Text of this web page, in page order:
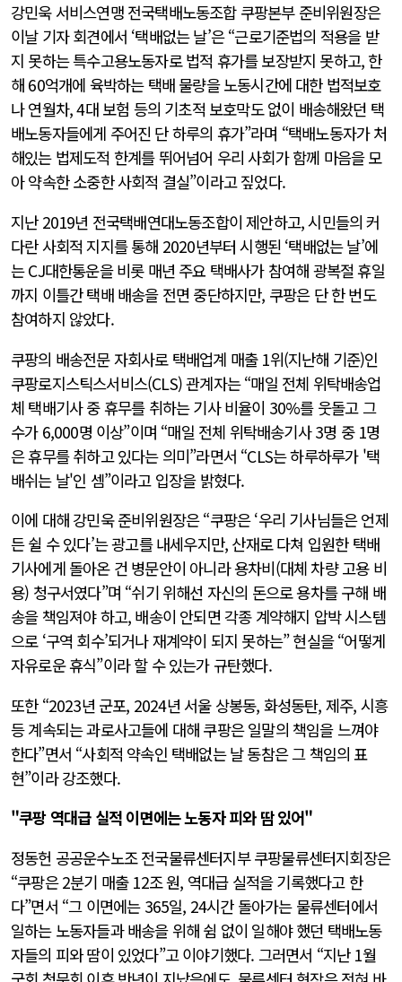
강민욱 서비스연맹 전국택배노동조합 쿠팡본부 준비위원장은
이날 기자 회견에서 ‘택배없는 날’은 “근로기준법의 적용을 받
지 못하는 특수고용노동자로 법적 휴가를 보장받지 못하고, 한
해 60억개에 육박하는 택배 물량을 노동시간에 대한 법적보호
나 연월차, 4대 보험 등의 기초적 보호막도 없이 배송해왔던 택
배노동자들에게 주어진 단 하루의 휴가”라며 “택배노동자가 처
해있는 법제도적 한계를 뛰어넘어 우리 사회가 함께 마음을 모
아 약속한 소중한 사회적 결실”이라고 짚었다.
지난 2019년 전국택배연대노동조합이 제안하고, 시민들의 커
다란 사회적 지지를 통해 2020년부터 시행된 ‘택배없는 날’에
는 CJ대한통운을 비롯 매년 주요 택배사가 참여해 광복절 휴일
까지 이틀간 택배 배송을 전면 중단하지만, 쿠팡은 단 한 번도
참여하지 않았다.
쿠팡의 배송전문 자회사로 택배업계 매출 1위(지난해 기준)인
쿠팡로지스틱스서비스(CLS) 관계자는 “매일 전체 위탁배송업
체 택배기사 중 휴무를 취하는 기사 비율이 30%를 웃돌고 그
수가 6,000명 이상”이며 “매일 전체 위탁배송기사 3명 중 1명
은 휴무를 취하고 있다는 의미”라면서 “CLS는 하루하루가 '택
배쉬는 날'인 셈”이라고 입장을 밝혔다.
이에 대해 강민욱 준비위원장은 “쿠팡은 ‘우리 기사님들은 언제
든 쉴 수 있다’는 광고를 내세우지만, 산재로 다쳐 입원한 택배
기사에게 돌아온 건 병문안이 아니라 용차비(대체 차량 고용 비
용) 청구서였다”며 “쉬기 위해선 자신의 돈으로 용차를 구해 배
송을 책임져야 하고, 배송이 안되면 각종 계약해지 압박 시스템
으로 ‘구역 회수’되거나 재계약이 되지 못하는” 현실을 “어떻게
자유로운 휴식”이라 할 수 있는가 규탄했다.
또한 “2023년 군포, 2024년 서울 상봉동, 화성동탄, 제주, 시흥
등 계속되는 과로사고들에 대해 쿠팡은 일말의 책임을 느껴야
한다”면서 “사회적 약속인 택배없는 날 동참은 그 책임의 표
현”이라 강조했다.
"쿠팡 역대급 실적 이면에는 노동자 피와 땀 있어"
정동헌 공공운수노조 전국물류센터지부 쿠팡물류센터지회장은
“쿠팡은 2분기 매출 12조 원, 역대급 실적을 기록했다고 한
다”면서 “그 이면에는 365일, 24시간 돌아가는 물류센터에서
일하는 노동자들과 배송을 위해 쉼 없이 일해야 했던 택배노동
자들의 피와 땀이 있었다”고 이야기했다. 그러면서 “지난 1월